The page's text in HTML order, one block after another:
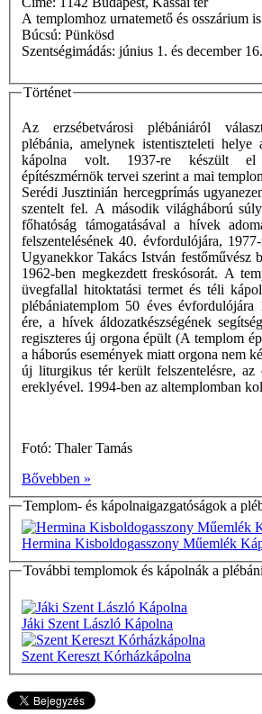
A templomhoz urnatemető és osszárium
Búcsú: Pünkösd
Szentségimádás: június 1. és december 16.
Történet
Az erzsébetvárosi plébániáról
plébánia, amelynek istentiszteleti helye
kápolna volt. 1937-re készült el
építészmérnök tervei szerint a mai
Serédi Jusztinián hercegprímás
szentelt fel. A második világháború
főhatóság támogatásával a hívek
felszentelésének 40. évfordulójára,
Ugyanekkor Takács István festőművész
1962-ben megkezdett freskósorát. A
üvegfallal hitoktatási termet és téli
plébániatemplom 50 éves
ére, a hívek áldozatkészségének
regiszteres új orgona épült (A templom
a háborús események miatt orgona nem
új liturgikus tér került felszentelésre, az
ereklyével. 1994-ben az altemplomban
Fotó: Thaler Tamás
Bővebben »
Templom- és kápolnaigazgatóságok a
Hermina Kisboldogasszony Műemlék
További templomok és kápolnák a
Jáki Szent László Kápolna
Szent Kereszt Kórházkápolna